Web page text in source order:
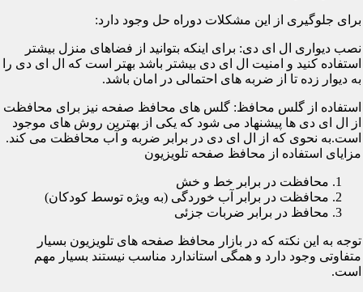
برای جلوگیری از این مشکلات دوراه حل وجود دارد:
نصب دیواری ال ای دی: برای اینکه بتوانید از فضاهای منزل بیشتر
استفاده کنید و امنیت ال ای دی بیشتر باشد بهتر است که ال ای دی را
به دیوار زده تا از ضربه های احتمالی در امان باشد.
استفاده از گلس محافظ: گلس های محافظ صفحه نیز برای محافظت
از ال ای دی ها پیشنهاد می شود که یکی از بهترین روش های موجود
است.به نحوی که از ال ای دی در برابر ضربه و آب محافظت می کند.
مزایای استفاده از محافظ صفحه تلویزیون
محافظت در برابر خط و خش
محافظت در برابر آب خوردگی (به ویژه توسط کودکان)
محافظ در برابر ضربات جزئی
توجه به این نکته که در بازار محافظ صفحه های تلویزیون بسیار
متفاوتی وجود دارد و همگی استاندارد مناسب نیستند بسیار مهم
است.